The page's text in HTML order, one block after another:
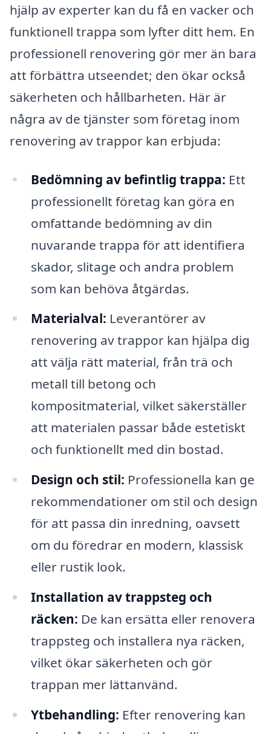
hjälp av experter kan du få en vacker och
funktionell trappa som lyfter ditt hem. En
professionell renovering gör mer än bara
att förbättra utseendet; den ökar också
säkerheten och hållbarheten. Här är
några av de tjänster som företag inom
renovering av trappor kan erbjuda:
Bedömning av befintlig trappa: Ett
professionellt företag kan göra en
omfattande bedömning av din
nuvarande trappa för att identifiera
skador, slitage och andra problem
som kan behöva åtgärdas.
Materialval: Leverantörer av
renovering av trappor kan hjälpa dig
att välja rätt material, från trä och
metall till betong och
kompositmaterial, vilket säkerställer
att materialen passar både estetiskt
och funktionellt med din bostad.
Design och stil: Professionella kan ge
rekommendationer om stil och design
för att passa din inredning, oavsett
om du föredrar en modern, klassisk
eller rustik look.
Installation av trappsteg och
räcken: De kan ersätta eller renovera
trappsteg och installera nya räcken,
vilket ökar säkerheten och gör
trappan mer lättanvänd.
Ytbehandling: Efter renovering kan